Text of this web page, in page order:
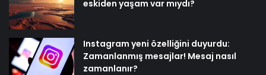
eskiden yaşam var mıydı?
Instagram yeni özelliğini duyurdu:
Zamanlanmış mesajlar! Mesaj nasıl
zamanlanır?